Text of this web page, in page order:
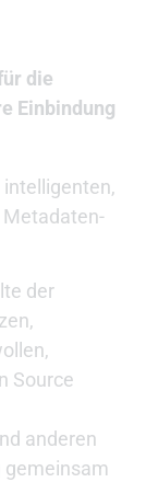
die
Einbindung
der
Source
anderen
gemeinsam